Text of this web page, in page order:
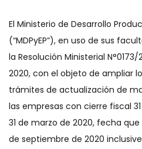
El Ministerio de Desarrollo
(“MDPyEP”), en uso de sus
la Resolución Ministerial
2020, con el objeto de ampliar
trámites de actualización de
las empresas con cierre fiscal
31 de marzo de 2020, fecha
de septiembre de 2020